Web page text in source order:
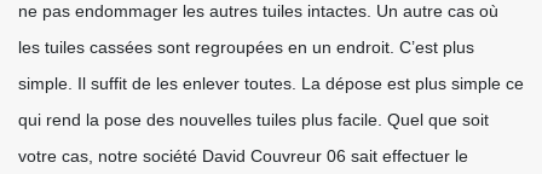
ne pas endommager les autres tuiles intactes. Un autre cas où
les tuiles cassées sont regroupées en un endroit. C’est plus
simple. Il suffit de les enlever toutes. La dépose est plus simple ce
qui rend la pose des nouvelles tuiles plus facile. Quel que soit
votre cas, notre société David Couvreur 06 sait effectuer le